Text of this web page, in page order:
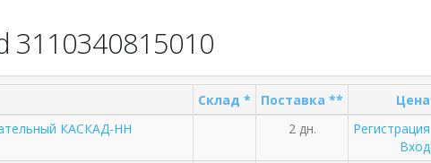
3110340815010
Склад * Поставка ** Цена
КАСКАД-НН 2 дн.
Регистрация
Вход